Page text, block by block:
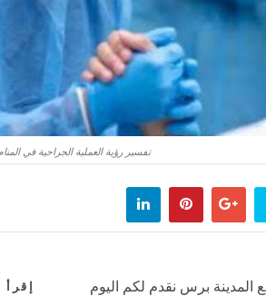
تفسير رؤية العملية الجراحية في
المدينة برس نقدم لكم اليوم